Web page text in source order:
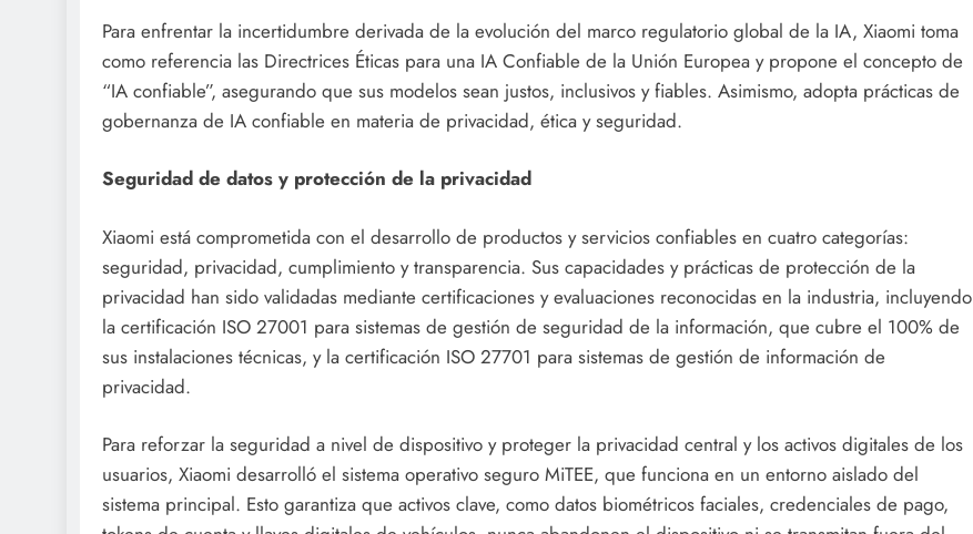
Para enfrentar la incertidumbre derivada de la evolución del marco regulatorio global de la IA, Xiaomi toma
como referencia las Directrices Éticas para una IA Confiable de la Unión Europea y propone el concepto de
“IA confiable”, asegurando que sus modelos sean justos, inclusivos y fiables. Asimismo, adopta prácticas de
gobernanza de IA confiable en materia de privacidad, ética y seguridad.
Seguridad de datos y protección de la privacidad
Xiaomi está comprometida con el desarrollo de productos y servicios confiables en cuatro categorías:
seguridad, privacidad, cumplimiento y transparencia. Sus capacidades y prácticas de protección de la
privacidad han sido validadas mediante certificaciones y evaluaciones reconocidas en la industria, incluyendo
la certificación ISO 27001 para sistemas de gestión de seguridad de la información, que cubre el 100% de
sus instalaciones técnicas, y la certificación ISO 27701 para sistemas de gestión de información de
privacidad.
Para reforzar la seguridad a nivel de dispositivo y proteger la privacidad central y los activos digitales de los
usuarios, Xiaomi desarrolló el sistema operativo seguro MiTEE, que funciona en un entorno aislado del
sistema principal. Esto garantiza que activos clave, como datos biométricos faciales, credenciales de pago,